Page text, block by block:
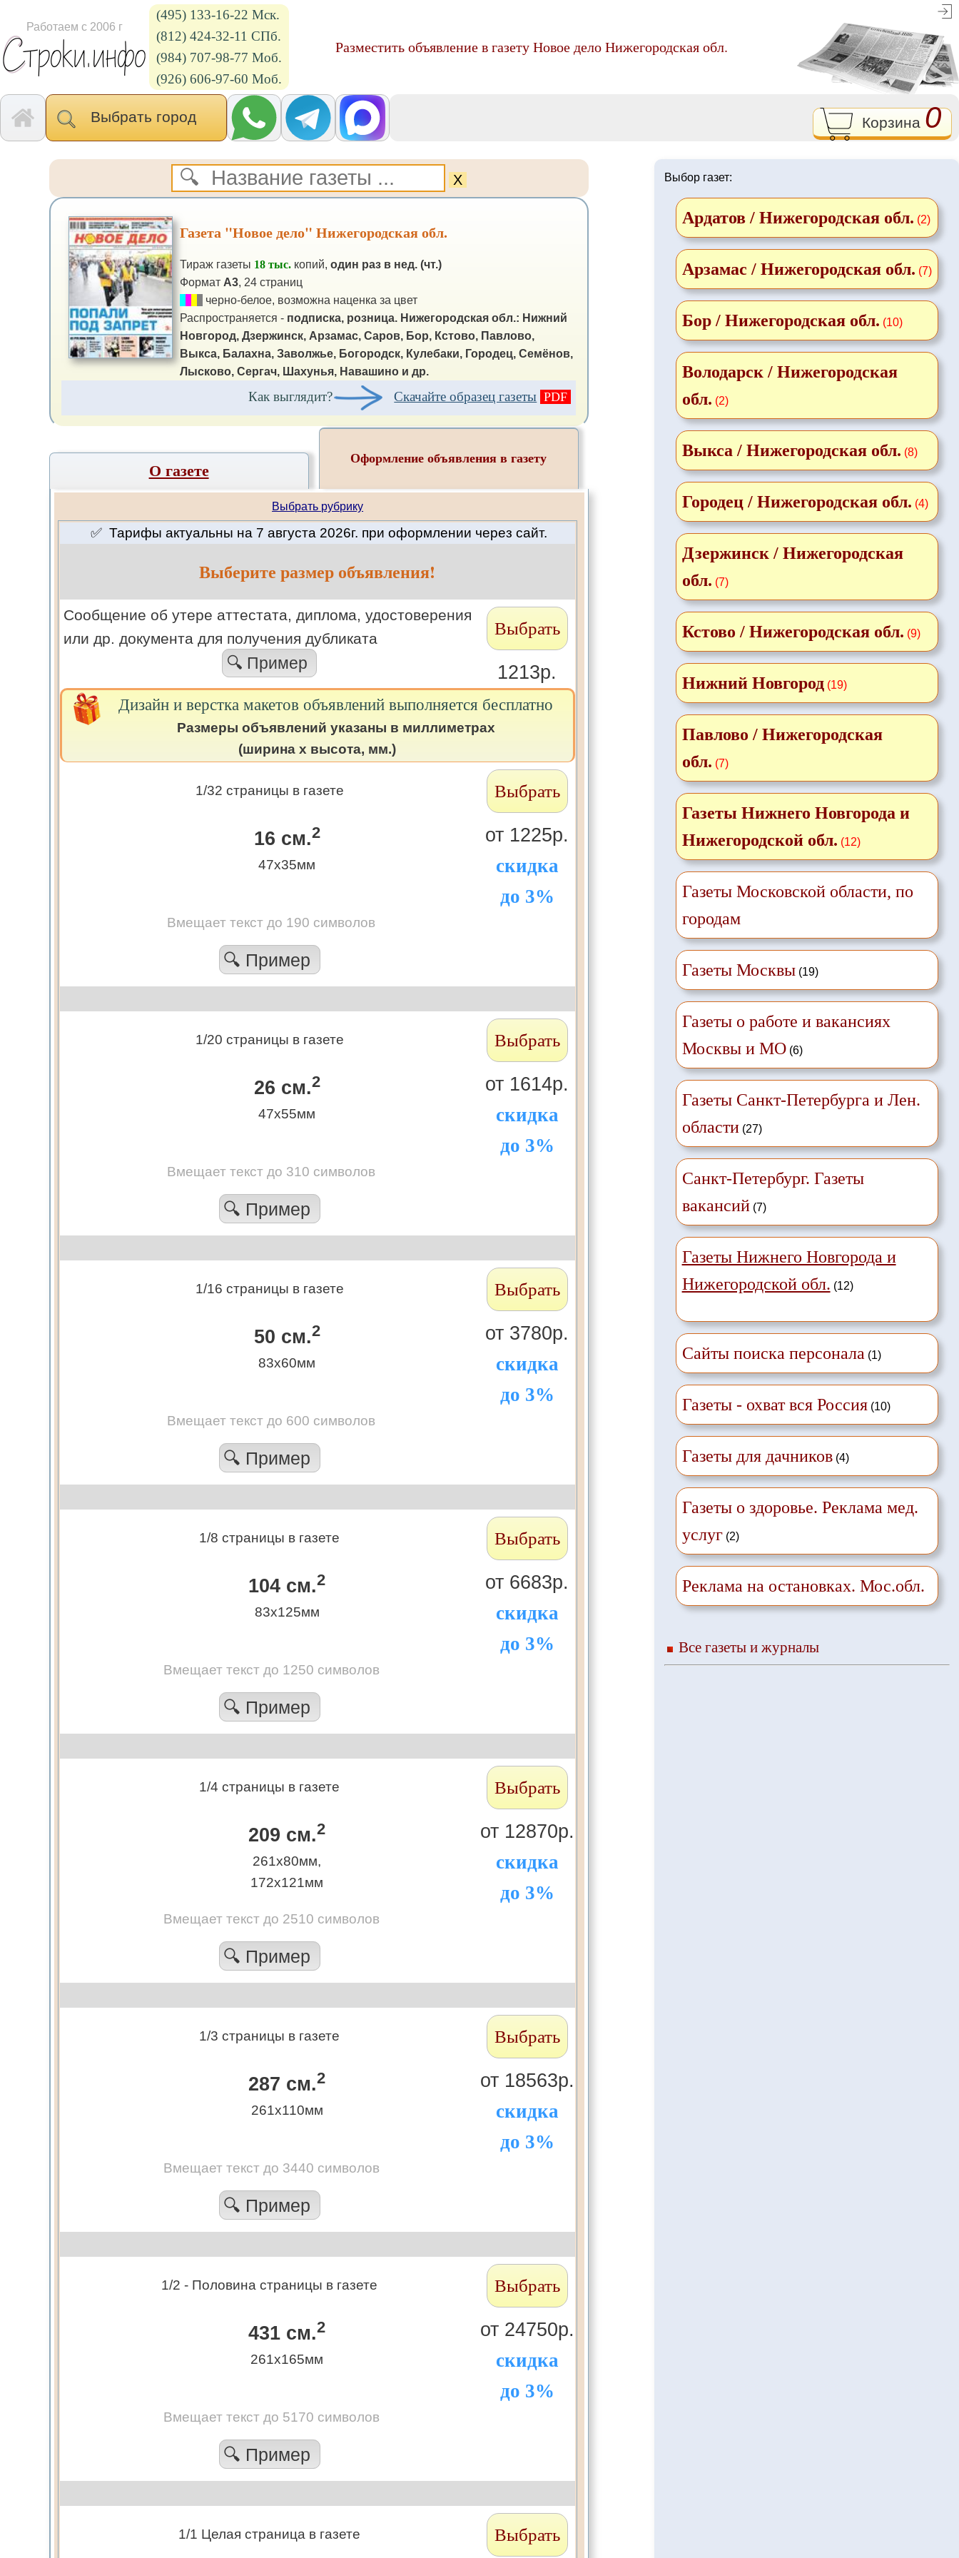
Работаем с 2006 г
(495) 133-16-22 Мск.
(812) 424-32-11 СПб.
(984) 707-98-77 Моб.
(926) 606-97-60 Моб.
Разместить объявление в газету Новое дело Нижегородская обл.
Выбрать город Корзина 0
Х
Газета "Новое дело" Нижегородская обл.
Тираж газеты 18 тыс. копий,один раз в нед. (чт.)
Формат А3, 24 страниц
черно-белое, возможна наценка за цвет
Распространяется - подписка, розница. Нижегородская обл.: Нижний
Новгород, Дзержинск, Арзамас, Саров, Бор, Кстово, Павлово,
Выкса, Балахна, Заволжье, Богородск, Кулебаки, Городец, Семёнов,
Лысково, Сергач, Шахунья, Навашино и др.
Как выглядит? Скачайте образец газеты PDF
Оформление объявления в газету
О газете
Выбрать рубрику
✅ Тарифы актуальны на 7 августа 2026г. при оформлении через сайт.
Выберите размер объявления!
Cообщение об утере аттестата, диплома, удостоверения
или др. документа для получения дубликата
🔍 Пример
Выбрать
1213р.
Дизайн и верстка макетов объявлений выполняется бесплатно
Размеры объявлений указаны в миллиметрах
(ширина х высота, мм.)
1/32 страницы в газете Выбрать
16 см.2
47х35мм
от 1225р.
скидка
до 3%
Вмещает текст до 190 символов
🔍 Пример
1/20 страницы в газете Выбрать
26 см.2
47х55мм
от 1614р.
скидка
до 3%
Вмещает текст до 310 символов
🔍 Пример
1/16 страницы в газете Выбрать
50 см.2
83х60мм
от 3780р.
скидка
до 3%
Вмещает текст до 600 символов
🔍 Пример
1/8 страницы в газете Выбрать
104 см.2
83х125мм
от 6683р.
скидка
до 3%
Вмещает текст до 1250 символов
🔍 Пример
1/4 страницы в газете Выбрать
209 см.2
261х80мм,
172х121мм
от 12870р.
скидка
до 3%
Вмещает текст до 2510 символов
🔍 Пример
1/3 страницы в газете Выбрать
287 см.2
261х110мм
от 18563р.
скидка
до 3%
Вмещает текст до 3440 символов
🔍 Пример
1/2 - Половина страницы в газете Выбрать
431 см.2
261х165мм
от 24750р.
скидка
до 3%
Вмещает текст до 5170 символов
🔍 Пример
1/1 Целая страница в газете Выбрать
Выбор газет:
Ардатов / Нижегородская обл. (2)
Арзамас / Нижегородская обл. (7)
Бор / Нижегородская обл. (10)
Володарск / Нижегородская
обл. (2)
Выкса / Нижегородская обл. (8)
Городец / Нижегородская обл. (4)
Дзержинск / Нижегородская
обл. (7)
Кстово / Нижегородская обл. (9)
Нижний Новгород (19)
Павлово / Нижегородская
обл. (7)
Газеты Нижнего Новгорода и
Нижегородской обл. (12)
Газеты Московской области, по
городам
Газеты Москвы(19)
Газеты о работе и вакансиях
Москвы и МО(6)
Газеты Санкт-Петербурга и Лен.
области(27)
Санкт-Петербург. Газеты
вакансий(7)
Газеты Нижнего Новгорода и
Нижегородской обл. (12)
Сайты поиска персонала(1)
Газеты - охват вся Россия(10)
Газеты для дачников(4)
Газеты о здоровье. Реклама мед.
услуг(2)
Реклама на остановках. Мос.обл.
Все газеты и журналы